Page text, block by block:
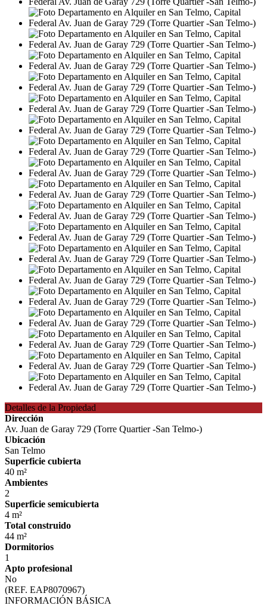
Detalles de la Propiedad
Dirección
Av. Juan de Garay 729 (Torre Quartier -San Telmo-)
Ubicación
San Telmo
Superficie cubierta
40 m²
Ambientes
2
Superficie semicubierta
4 m²
Total construido
44 m²
Dormitorios
1
Apto profesional
No
(REF. EAP8070967)
INFORMACIÓN BÁSICA